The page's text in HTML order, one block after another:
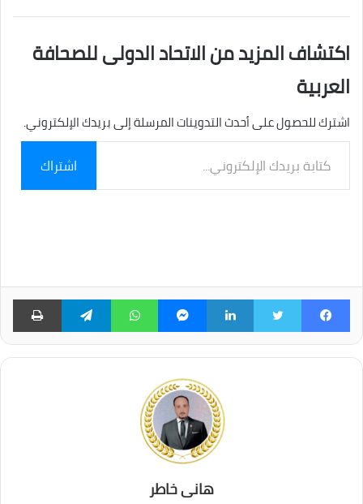
اكتشاف المزيد من الاتحاد الدولى للصحافة
العربية
اشترك للحصول على أحدث التدوينات المرسلة إلى بريدك الإلكتروني.
بريدك
الإلكتروني...
اشتراك
فيسبوك لينكدإن ماسنجر واتساب تيلقرام
هانى خاطر